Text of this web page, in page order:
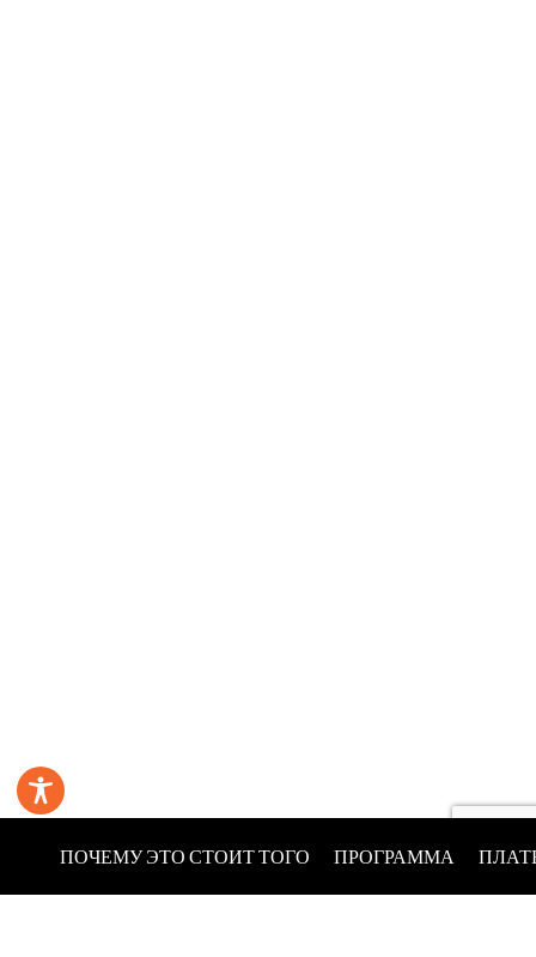
ПОЧЕМУ ЭТО СТОИТ ТОГО ПРОГРАММА